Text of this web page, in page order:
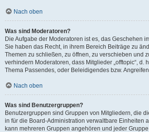
Nach oben
Was sind Moderatoren?
Die Aufgabe der Moderatoren ist es, das Geschehen
Sie haben das Recht, in ihrem Bereich Beiträge zu
Themen zu schließen, zu öffnen, zu verschieben und
verhindern Moderatoren, dass Mitglieder „offtopic“, d.
Thema Passendes, oder Beleidigendes bzw.
Nach oben
Was sind Benutzergruppen?
Benutzergruppen sind Gruppen von Mitgliedern, die
in für die Board-Administration verwaltbare Einheiten
kann mehreren Gruppen angehören und jeder